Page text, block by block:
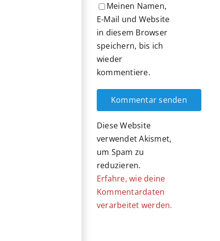
Meinen Namen,
E-Mail und Website
in diesem Browser
speichern, bis ich
wieder
kommentiere.
Diese Website
verwendet Akismet,
um Spam zu
reduzieren.
Erfahre, wie deine
Kommentardaten
verarbeitet werden.